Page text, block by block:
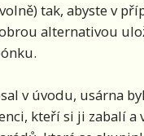
tak, abyste v
alternativou
v úvodu, usárna
kteří si ji zabalí a